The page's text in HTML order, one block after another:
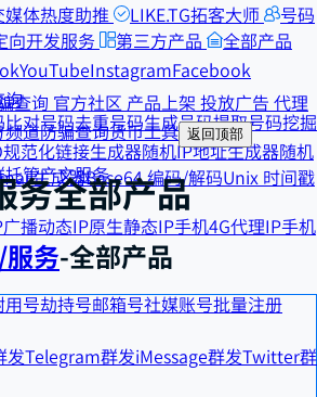
媒体热度助推 LIKE.TG拓客大师
号码
向开发服务 第三方产品 全部产品
YouTubeInstagramFacebook
比对号码去重号码生成号码提取号码挖掘
托管产文服务
广播动态IP原生静态IP手机4G代理IP手机
用号劫持号邮箱号社媒账号批量注册
发Telegram群发iMessage群发Twitter群
询
规范化链接生成器随机IP地址生成器随机
生成器Base64 编码/解码Unix 时间戳
查询 官方社区 产品上架 投放广告 代理
频道防骗查询货币工具 返回顶部
务全部产品
务-全部产品